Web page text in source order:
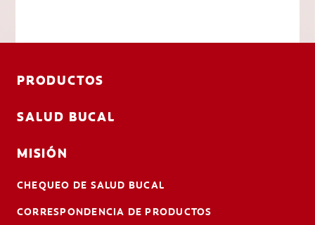
PRODUCTOS
SALUD BUCAL
MISIÓN
CHEQUEO DE SALUD BUCAL
CORRESPONDENCIA DE PRODUCTOS